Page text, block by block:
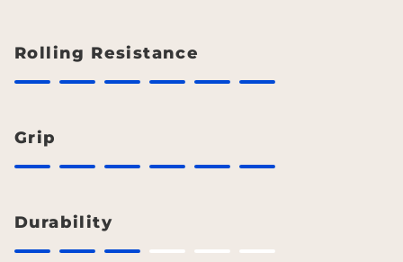
Rolling Resistance
Grip
Durability